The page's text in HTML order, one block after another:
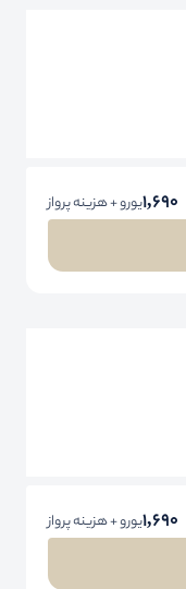
1,690یورو + هزینه پرواز
1,690یورو + هزینه پرواز